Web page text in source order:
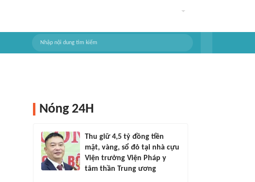
Nóng 24H
Thu giữ 4,5 tỷ đồng tiền
mặt, vàng, sổ đỏ tại nhà cựu
Viện trưởng Viện Pháp y
tâm thần Trung ương